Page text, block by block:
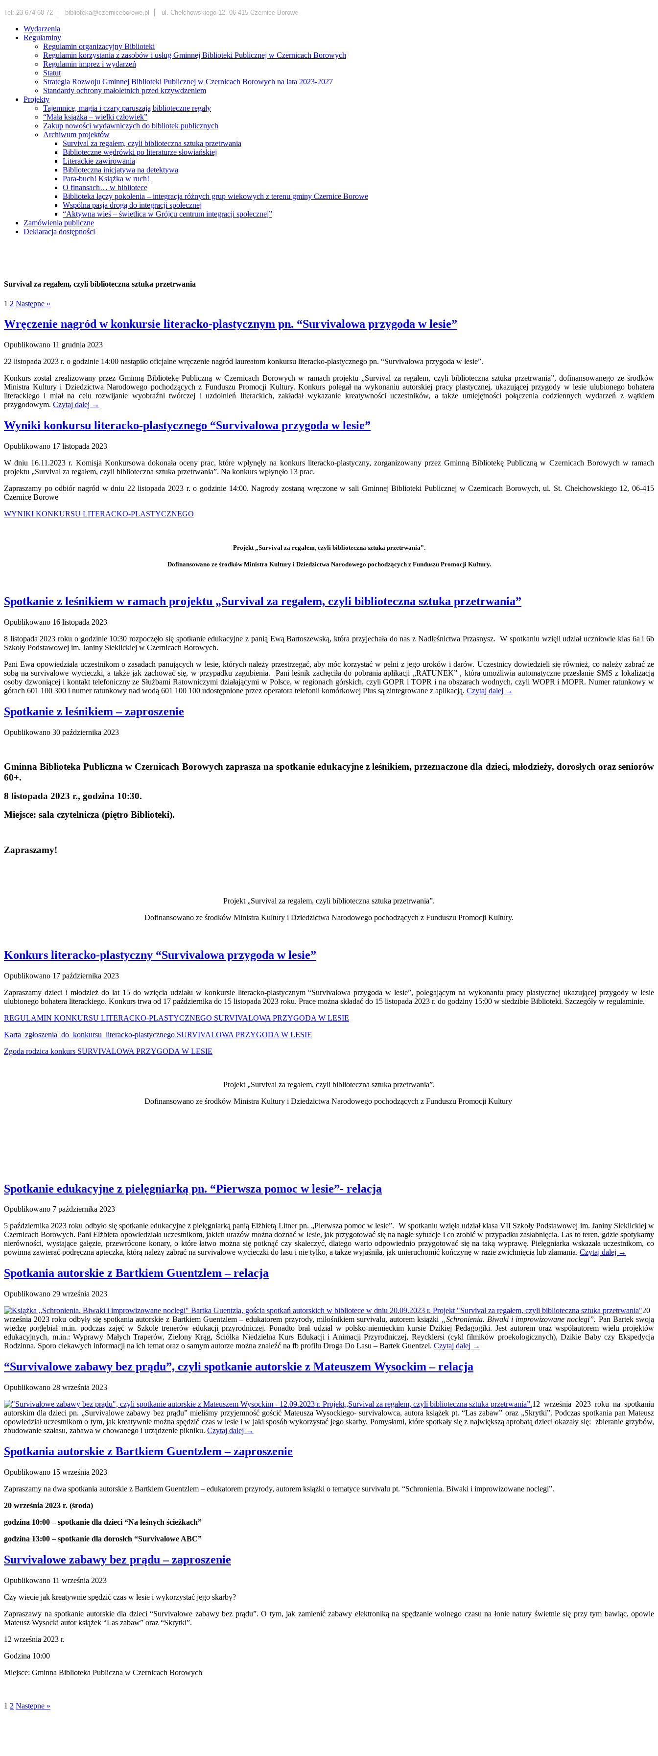
Tel: 23 674 60 72 biblioteka@czerniceborowe.pl ul. Chełchowskiego 12, 06-415 Czernice Borowe
Wydarzenia
Regulaminy
Regulamin organizacyjny Biblioteki
Regulamin korzystania z zasobów i usług Gminnej Biblioteki Publicznej w Czernicach Borowych
Regulamin imprez i wydarzeń
Statut
Strategia Rozwoju Gminnej Biblioteki Publicznej w Czernicach Borowych na lata 2023-2027
Standardy ochrony małoletnich przed krzywdzeniem
Projekty
Tajemnice, magia i czary paruszają biblioteczne regały
“Mała książka – wielki człowiek”
Zakup nowości wydawniczych do bibliotek publicznych
Archiwum projektów
Survival za regałem, czyli biblioteczna sztuka przetrwania
Biblioteczne wędrówki po literaturze słowiańskiej
Literackie zawirowania
Biblioteczna inicjatywa na detektywa
Para-buch! Książka w ruch!
O finansach… w bibliotece
Biblioteka łączy pokolenia – integracja różnych grup wiekowych z terenu gminy Czernice Borowe
Wspólna pasja drogą do integracji społecznej
“Aktywna wieś – świetlica w Grójcu centrum integracji społecznej”
Zamówienia publiczne
Deklaracja dostępności
Survival za regałem, czyli biblioteczna sztuka przetrwania
1 2 Następne »
Wręczenie nagród w konkursie literacko-plastycznym pn. “Survivalowa przygoda w lesie”
Opublikowano 11 grudnia 2023
22 listopada 2023 r. o godzinie 14:00 nastąpiło oficjalne wręczenie nagród laureatom konkursu literacko-plastycznego pn. “Survivalowa przygoda w lesie”.
Konkurs został zrealizowany przez Gminną Bibliotekę Publiczną w Czernicach Borowych w ramach projektu „Survival za regałem, czyli biblioteczna sztuka przetrwania”,dofinansowanego ze środków
Ministra Kultury i Dziedzictwa Narodowego pochodzących z Funduszu Promocji Kultury. Konkurs polegał na wykonaniu autorskiej pracy plastycznej, ukazującej przygody w lesie ulubionego bohatera
literackiego i miał na celu rozwijanie wyobraźni twórczej i uzdolnień literackich, zakładał wykazanie kreatywności uczestników, a także umiejętności połączenia codziennych wydarzeń z wątkiem
przygodowym. Czytaj dalej →
Wyniki konkursu literacko-plastycznego “Survivalowa przygoda w lesie”
Opublikowano 17 listopada 2023
W dniu 16.11.2023 r. Komisja Konkursowa dokonała oceny prac, które wpłynęły na konkurs literacko-plastyczny, zorganizowany przez Gminną Bibliotekę Publiczną w Czernicach Borowych w ramach
projektu „Survival za regałem, czyli biblioteczna sztuka przetrwania”. Na konkurs wpłynęło 13 prac.
Zapraszamy po odbiór nagród w dniu 22 listopada 2023 r. o godzinie 14:00. Nagrody zostaną wręczone w sali Gminnej Biblioteki Publicznej w Czernicach Borowych, ul. St. Chełchowskiego 12, 06-415
Czernice Borowe
WYNIKI KONKURSU LITERACKO-PLASTYCZNEGO
Projekt „Survival za regałem, czyli biblioteczna sztuka przetrwania”.
Dofinansowano ze środków Ministra Kultury i Dziedzictwa Narodowego pochodzących z Funduszu Promocji Kultury.
Spotkanie z leśnikiem w ramach projektu „Survival za regałem, czyli biblioteczna sztuka przetrwania”
Opublikowano 16 listopada 2023
8 listopada 2023 roku o godzinie 10:30 rozpoczęło się spotkanie edukacyjne z panią Ewą Bartoszewską, która przyjechała do nas z Nadleśnictwa Przasnysz. W spotkaniu wzięli udział uczniowie klas 6a i 6b
Szkoły Podstawowej im. Janiny Sieklickiej w Czernicach Borowych.
Pani Ewa opowiedziała uczestnikom o zasadach panujących w lesie, których należy przestrzegać, aby móc korzystać w pełni z jego uroków i darów. Uczestnicy dowiedzieli się również, co należy zabrać ze
sobą na survivalowe wycieczki, a także jak zachować się, w przypadku zagubienia. Pani leśnik zachęciła do pobrania aplikacji „RATUNEK” , która umożliwia automatyczne przesłanie SMS z lokalizacją
osoby dzwoniącej i kontakt telefoniczny ze Służbami Ratowniczymi działającymi w Polsce, w regionach górskich, czyli GOPR i TOPR i na obszarach wodnych, czyli WOPR i MOPR. Numer ratunkowy w
górach 601 100 300 i numer ratunkowy nad wodą 601 100 100 udostępnione przez operatora telefonii komórkowej Plus są zintegrowane z aplikacją. Czytaj dalej →
Spotkanie z leśnikiem – zaproszenie
Opublikowano 30 października 2023
Gminna Biblioteka Publiczna w Czernicach Borowych zaprasza na spotkanie edukacyjne z leśnikiem, przeznaczone dla dzieci, młodzieży, dorosłych oraz seniorów
60+.
8 listopada 2023 r., godzina 10:30.
Miejsce: sala czytelnicza (piętro Biblioteki).
Zapraszamy!
Projekt „Survival za regałem, czyli biblioteczna sztuka przetrwania”.
Dofinansowano ze środków Ministra Kultury i Dziedzictwa Narodowego pochodzących z Funduszu Promocji Kultury.
Konkurs literacko-plastyczny “Survivalowa przygoda w lesie”
Opublikowano 17 października 2023
Zapraszamy dzieci i młodzież do lat 15 do wzięcia udziału w konkursie literacko-plastycznym “Survivalowa przygoda w lesie”, polegającym na wykonaniu pracy plastycznej ukazującej przygody w lesie
ulubionego bohatera literackiego. Konkurs trwa od 17 października do 15 listopada 2023 roku. Prace można składać do 15 listopada 2023 r. do godziny 15:00 w siedzibie Biblioteki. Szczegóły w regulaminie.
REGULAMIN KONKURSU LITERACKO-PLASTYCZNEGO SURVIVALOWA PRZYGODA W LESIE
Karta_zgłoszenia_do_konkursu_literacko-plastycznego SURVIVALOWA PRZYGODA W LESIE
Zgoda rodzica konkurs SURVIVALOWA PRZYGODA W LESIE
Projekt „Survival za regałem, czyli biblioteczna sztuka przetrwania”.
Dofinansowano ze środków Ministra Kultury i Dziedzictwa Narodowego pochodzących z Funduszu Promocji Kultury
Spotkanie edukacyjne z pielęgniarką pn. “Pierwsza pomoc w lesie”- relacja
Opublikowano 7 października 2023
5 października 2023 roku odbyło się spotkanie edukacyjne z pielęgniarką panią Elżbietą Litner pn. „Pierwsza pomoc w lesie”. W spotkaniu wzięła udział klasa VII Szkoły Podstawowej im. Janiny Sieklickiej w
Czernicach Borowych. Pani Elżbieta opowiedziała uczestnikom, jakich urazów można doznać w lesie, jak przygotować się na nagłe sytuacje i co zrobić w przypadku zasłabnięcia. Las to teren, gdzie spotykamy
nierówności, wystające gałęzie, przewrócone konary, o które łatwo można się potknąć czy skaleczyć, dlatego warto odpowiednio przygotować się na taką wyprawę. Pielęgniarka wskazała uczestnikom, co
powinna zawierać podręczna apteczka, którą należy zabrać na survivalowe wycieczki do lasu i nie tylko, a także wyjaśniła, jak unieruchomić kończynę w razie zwichnięcia lub złamania. Czytaj dalej →
Spotkania autorskie z Bartkiem Guentzlem – relacja
Opublikowano 29 września 2023
20
września 2023 roku odbyły się spotkania autorskie z Bartkiem Guentzlem – edukatorem przyrody, miłośnikiem survivalu, autorem książki
„Schronienia. Biwaki i improwizowane noclegi”. Pan Bartek swoją
wiedzę pogłębiał m.in. podczas zajęć w Szkole trenerów edukacji przyrodniczej. Ponadto brał udział w polsko-niemieckim kursie Dzikiej Pedagogiki. Jest autorem oraz współautorem wielu projektów
edukacyjnych, m.in.: Wyprawy Małych Traperów, Zielony Krąg, Ściółka Niedzielna Kurs Edukacji i Animacji Przyrodniczej, Reycklersi (cykl filmików proekologicznych), Dzikie Baby czy Ekspedycja
Rodzinna. Sporo ciekawych informacji na ich temat oraz o samym autorze można znaleźć na fb profilu Droga Do Lasu – Bartek Guentzel. Czytaj dalej →
“Survivalowe zabawy bez prądu”, czyli spotkanie autorskie z Mateuszem Wysockim – relacja
Opublikowano 28 września 2023
12 września 2023 roku na spotkaniu
autorskim dla dzieci pn. „Survivalowe zabawy bez prądu” mieliśmy przyjemność gościć Mateusza Wysockiego- survivalowca, autora książek pt. “Las zabaw” oraz „Skrytki”. Podczas spotkania pan Mateusz
opowiedział uczestnikom o tym, jak kreatywnie można spędzić czas w lesie i w jaki sposób wykorzystać jego skarby. Pomysłami, które spotkały się z największą aprobatą dzieci okazały się: zbieranie grzybów,
zbudowanie szałasu, zabawa w chowanego i urządzenie pikniku. Czytaj dalej →
Spotkania autorskie z Bartkiem Guentzlem – zaproszenie
Opublikowano 15 września 2023
Zapraszamy na dwa spotkania autorskie z Bartkiem Guentzlem – edukatorem przyrody, autorem książki o tematyce survivalu pt. “Schronienia. Biwaki i improwizowane noclegi”.
20 września 2023 r. (środa)
godzina 10:00 – spotkanie dla dzieci “Na leśnych ścieżkach”
godzina 13:00 – spotkanie dla dorosłch “Survivalowe ABC”
Survivalowe zabawy bez prądu – zaproszenie
Opublikowano 11 września 2023
Czy wiecie jak kreatywnie spędzić czas w lesie i wykorzystać jego skarby?
Zapraszawy na spotkanie autorskie dla dzieci “Survivalowe zabawy bez prądu”. O tym, jak zamienić zabawy elektroniką na spędzanie wolnego czasu na łonie natury świetnie się przy tym bawiąc, opowie
Mateusz Wysocki autor książek “Las zabaw” oraz “Skrytki”.
12 września 2023 r.
Godzina 10:00
Miejsce: Gminna Biblioteka Publiczna w Czernicach Borowych
1 2 Następne »